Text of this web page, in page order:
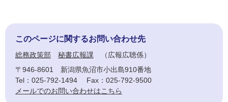
このページに関するお問い合わせ先
総務政策部 秘書広報課
広報広聴係
〒946-8601
新潟県魚沼市小出島910番地
Tel：025-792-1494
Fax：025-792-9500
メールでのお問い合わせはこちら